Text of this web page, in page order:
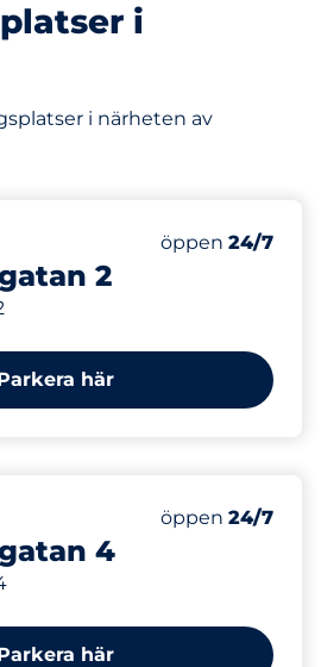
i
i närheten av
2
Måndag
öppen 24/7
här
4
Måndag
öppen 24/7
här